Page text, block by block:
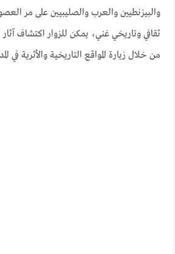
والبيزنطيين والعرب والصليبيين على مر
ثقافي وتاريخي غني، يمكن للزوار اكتشاف
من خلال زيارة المواقع التاريخية والأثرية في